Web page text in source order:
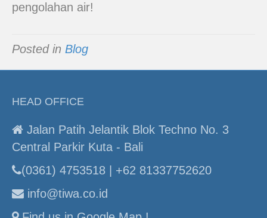
pengolahan air!
Posted in Blog
HEAD OFFICE
Jalan Patih Jelantik Blok Techno No. 3
Central Parkir Kuta - Bali
(0361) 4753518 | +62 81337752620
info@tiwa.co.id